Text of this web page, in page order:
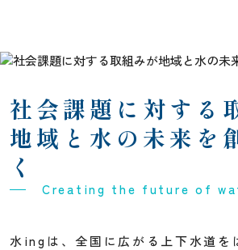
社会課題に対する
地域と水の未来を
く
Creating the future of
水ingは、全国に広がる上下水道を